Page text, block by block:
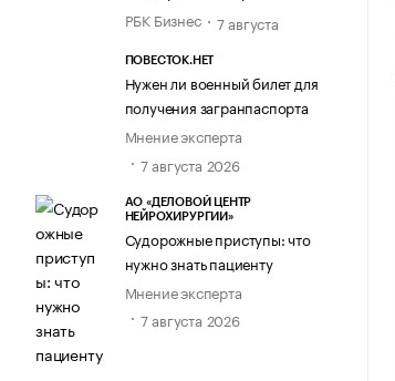
РБК Бизнес
7 августа
ПОВЕСТОК.НЕТ
Нужен ли военный билет для
получения загранпаспорта
Мнение эксперта
7 августа 2026
АО «ДЕЛОВОЙ ЦЕНТР
НЕЙРОХИРУРГИИ»
Судорожные приступы: что
нужно знать пациенту
Мнение эксперта
7 августа 2026